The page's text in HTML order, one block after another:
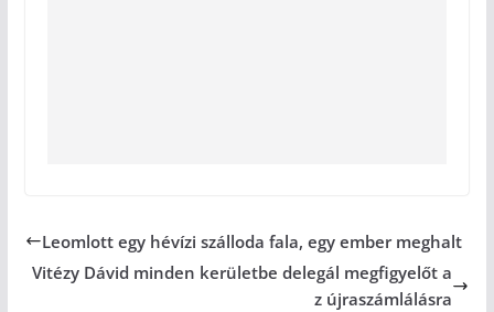
Leomlott egy hévízi szálloda fala, egy ember meghalt
Vitézy Dávid minden kerületbe delegál megfigyelőt a
z újraszámlálásra